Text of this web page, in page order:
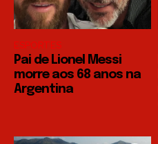
ESPORTES
Pai de Lionel Messi
morre aos 68 anos na
Argentina